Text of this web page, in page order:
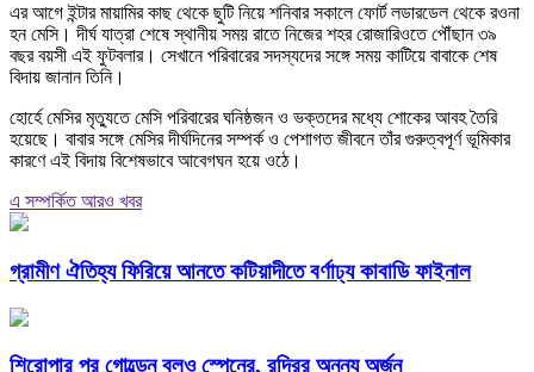
এর আগে ইন্টার মায়ামির কাছ থেকে ছুটি নিয়ে শনিবার সকালে ফোর্ট লডারডেল থেকে রওনা
হন মেসি। দীর্ঘ যাত্রা শেষে স্থানীয় সময় রাতে নিজের শহর রোজারিওতে পৌঁছান ৩৯
বছর বয়সী এই ফুটবলার। সেখানে পরিবারের সদস্যদের সঙ্গে সময় কাটিয়ে বাবাকে শেষ
বিদায় জানান তিনি।
হোর্হে মেসির মৃত্যুতে মেসি পরিবারের ঘনিষ্ঠজন ও ভক্তদের মধ্যে শোকের আবহ তৈরি
হয়েছে। বাবার সঙ্গে মেসির দীর্ঘদিনের সম্পর্ক ও পেশাগত জীবনে তাঁর গুরুত্বপূর্ণ ভূমিকার
কারণে এই বিদায় বিশেষভাবে আবেগঘন হয়ে ওঠে।
এ সম্পর্কিত আরও খবর
গ্রামীণ ঐতিহ্য ফিরিয়ে আনতে কটিয়াদীতে বর্ণাঢ্য কাবাডি ফাইনাল
শিরোপার পর গোল্ডেন বলও স্পেনের, রদ্রির অনন্য অর্জন